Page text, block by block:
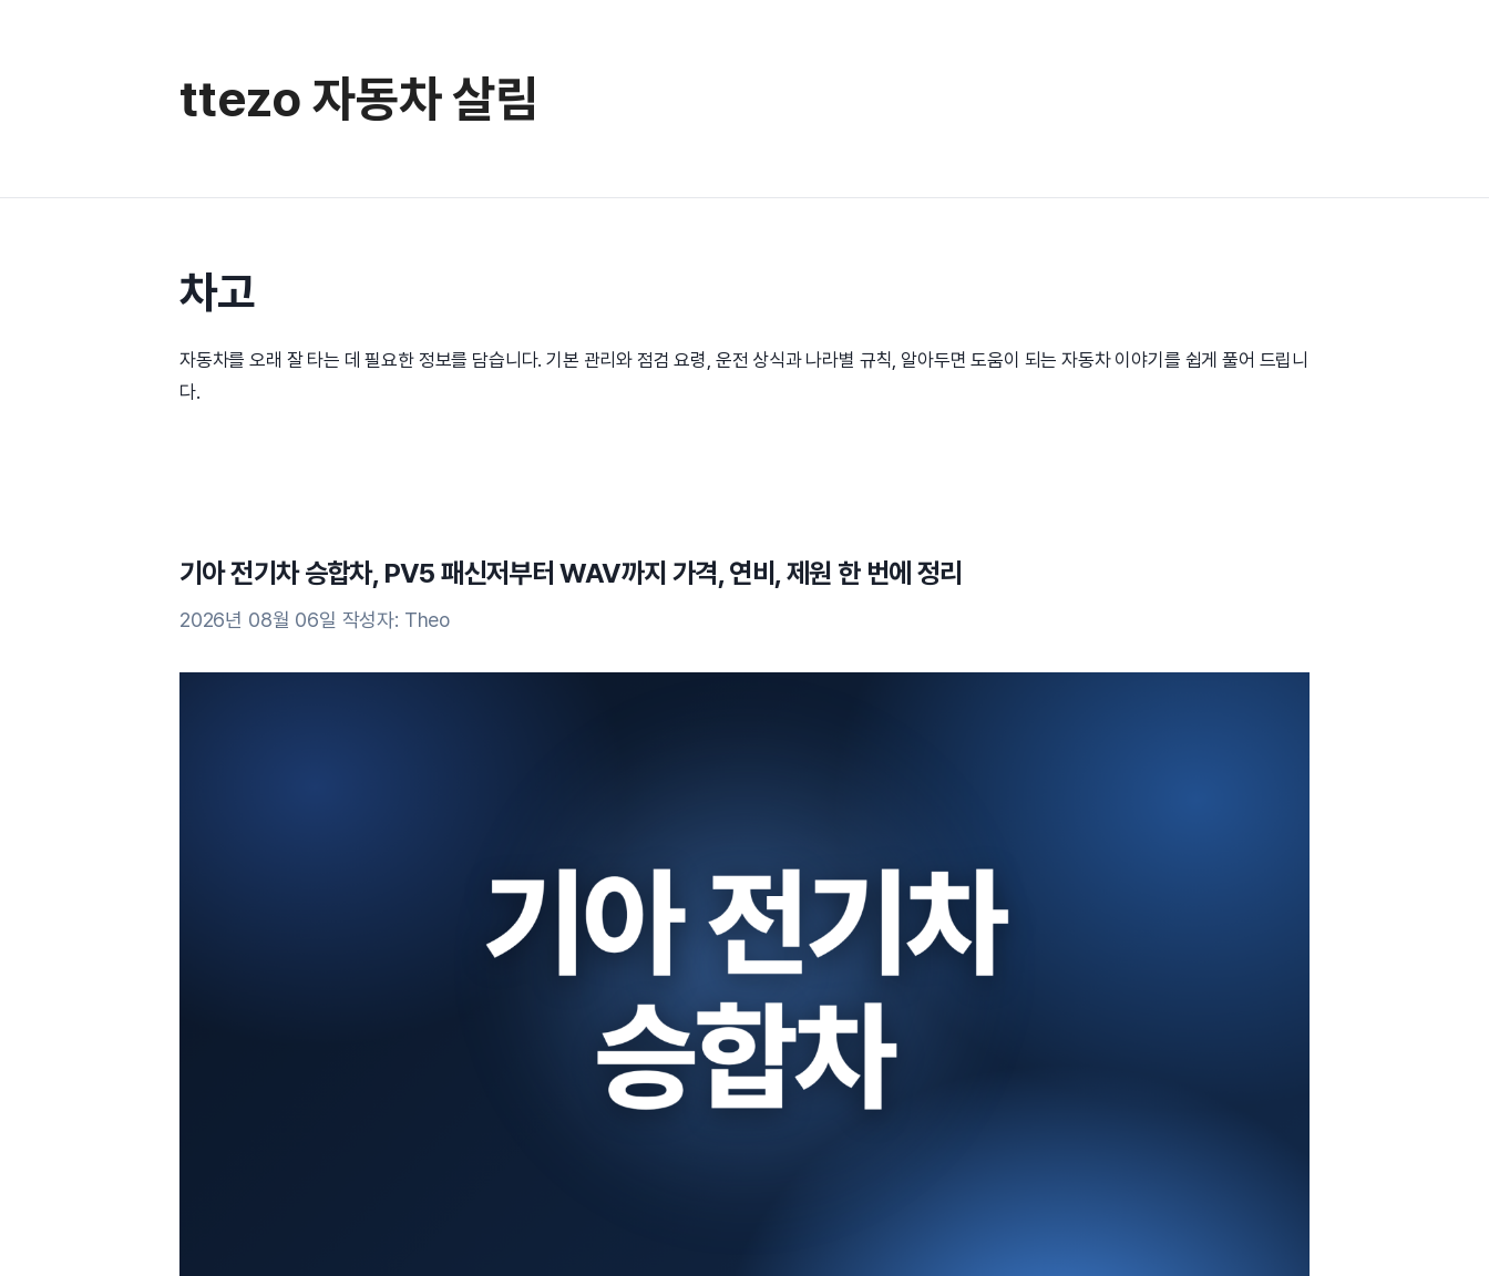
ttezo 자동차 살림
차고
자동차를 오래 잘 타는 데 필요한 정보를 담습니다. 기본 관리와 점검 요령, 운전 상식과 나라별 규칙, 알아두면 도움이 되는 자동차 이야기를 쉽게 풀어 드립니
다.
기아 전기차 승합차, PV5 패신저부터 WAV까지 가격, 연비, 제원 한 번에 정리
2026년 08월 06일 작성자: Theo